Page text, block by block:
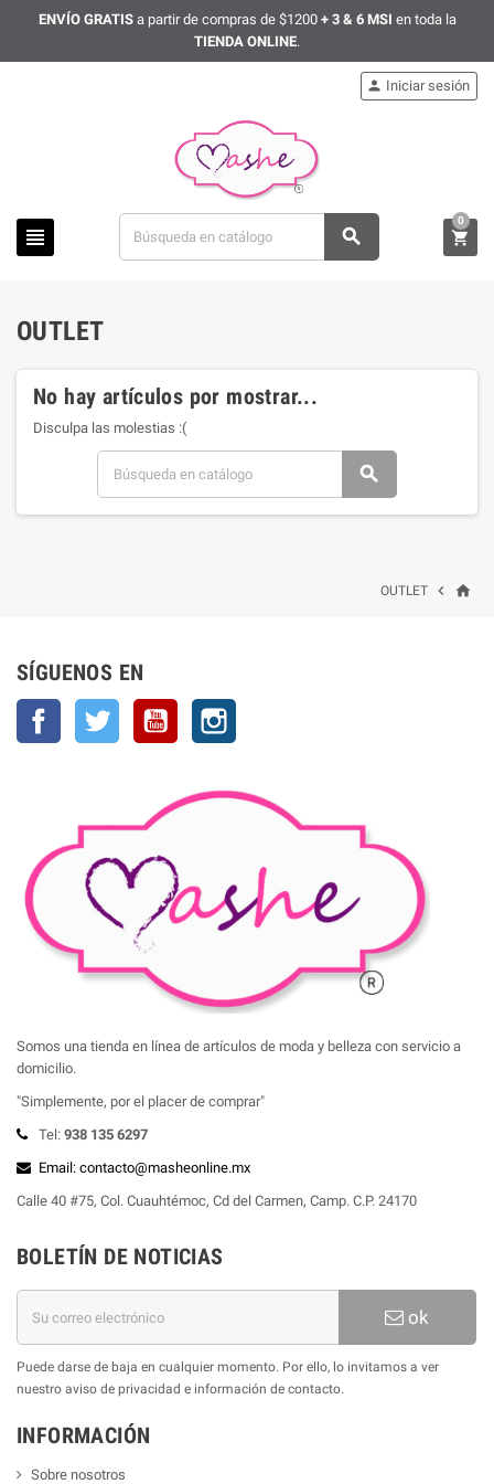
ENVÍO GRATISa partir de compras de $1200 + 3 & 6 MSI en toda la
TIENDA ONLINE.
 
 Iniciar sesión

0
OUTLET
No hay artículos por mostrar...
Disculpa las molestias :(

home

OUTLET
SÍGUENOS EN
Facebook Twitter YouTube
Somos una tienda en línea de artículos de moda y belleza con servicio a
domicilio.
"Simplemente, por el placer de comprar"
Tel: 938 135 6297
Email: contacto@masheonline.mx
Calle 40 #75, Col. Cuauhtémoc, Cd del Carmen, Camp. C.P. 24170
BOLETÍN DE NOTICIAS
ok
Puede darse de baja en cualquier momento. Por ello, lo invitamos a ver
nuestro aviso de privacidad e información de contacto.
INFORMACIÓN
Sobre nosotros